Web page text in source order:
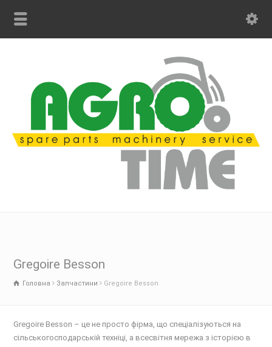
Gregoire Besson
Головна Запчастини Gregoire Besson
Gregoire Besson – це не просто фірма, що спеціалізуються на
сільськогосподарській техніці, а всесвітня мережа з історією в